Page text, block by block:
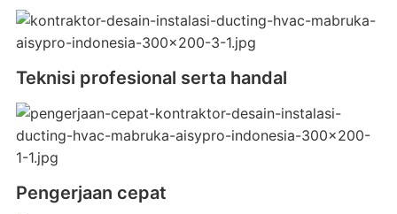
Teknisi profesional serta handal
Pengerjaan cepat